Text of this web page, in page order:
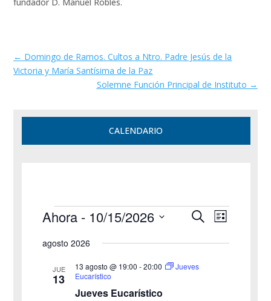
← Domingo de Ramos. Cultos a Ntro. Padre Jesús de la
Victoria y María Santísima de la Paz
Solemne Función Principal de Instituto →
CALENDARIO
Eventos Navegación
de
búsqueda
vistas
Buscar
de
Lista
Ahora - 10/15/2026
la
agosto 2026
JUE
13
Jueves Eucarístico
13 agosto @ 19:00 -20:00
Jueves
Eucarístico